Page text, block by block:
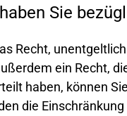
Sie
Recht,
ein Recht,
haben, können
die